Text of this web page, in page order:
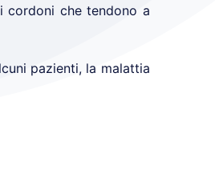
cordoni che tendono a
pazienti, la malattia